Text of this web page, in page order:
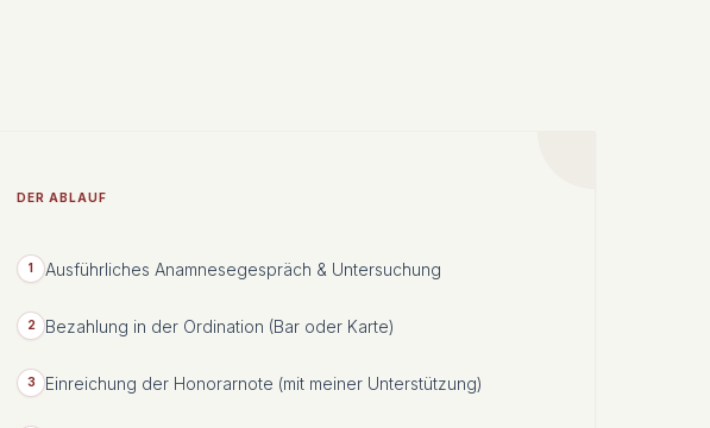
DER ABLAUF
1 Ausführliches Anamnesegespräch & Untersuchung
2 Bezahlung in der Ordination (Bar oder Karte)
3 Einreichung der Honorarnote (mit meiner Unterstützung)